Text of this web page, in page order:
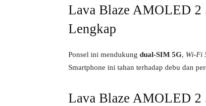
Lava Blaze AMOLED
Lengkap
Ponsel ini mendukung dual-SIM 5G, Wi-Fi
Smartphone ini tahan terhadap debu dan
Lava Blaze AMOLED 2